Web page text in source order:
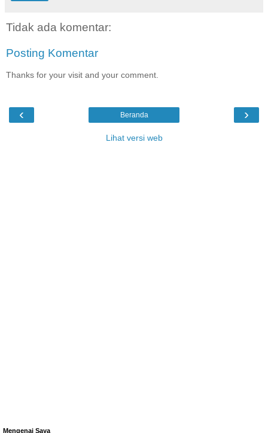
Tidak ada komentar:
Posting Komentar
Thanks for your visit and your comment.
‹ ›
Beranda
Lihat versi web
Mengenai Saya